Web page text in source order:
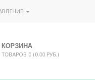
КОРЗИНА
ТОВАРОВ 0 (0.00 РУБ.)